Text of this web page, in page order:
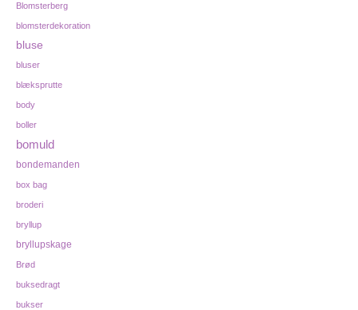
Blomsterberg
blomsterdekoration
bluse
bluser
blæksprutte
body
boller
bomuld
bondemanden
box bag
broderi
bryllup
bryllupskage
Brød
buksedragt
bukser